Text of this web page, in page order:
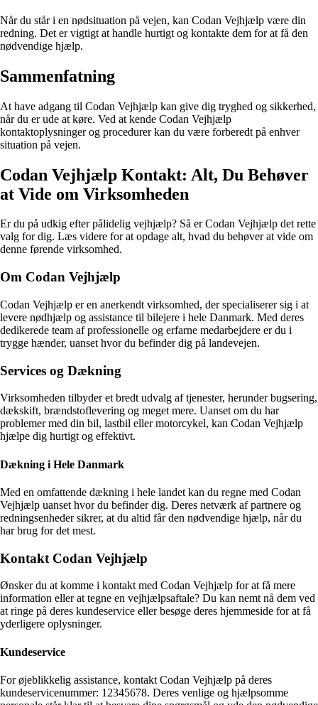
Når du står i en nødsituation på vejen, kan Codan Vejhjælp være din
redning. Det er vigtigt at handle hurtigt og kontakte dem for at få den
nødvendige hjælp.
Sammenfatning
At have adgang til Codan Vejhjælp kan give dig tryghed og sikkerhed,
når du er ude at køre. Ved at kende Codan Vejhjælp
kontaktoplysninger og procedurer kan du være forberedt på enhver
situation på vejen.
Codan Vejhjælp Kontakt: Alt, Du Behøver
at Vide om Virksomheden
Er du på udkig efter pålidelig vejhjælp? Så er Codan Vejhjælp det rette
valg for dig. Læs videre for at opdage alt, hvad du behøver at vide om
denne førende virksomhed.
Om Codan Vejhjælp
Codan Vejhjælp er en anerkendt virksomhed, der specialiserer sig i at
levere nødhjælp og assistance til bilejere i hele Danmark. Med deres
dedikerede team af professionelle og erfarne medarbejdere er du i
trygge hænder, uanset hvor du befinder dig på landevejen.
Services og Dækning
Virksomheden tilbyder et bredt udvalg af tjenester, herunder bugsering,
dækskift, brændstoflevering og meget mere. Uanset om du har
problemer med din bil, lastbil eller motorcykel, kan Codan Vejhjælp
hjælpe dig hurtigt og effektivt.
Dækning i Hele Danmark
Med en omfattende dækning i hele landet kan du regne med Codan
Vejhjælp uanset hvor du befinder dig. Deres netværk af partnere og
redningsenheder sikrer, at du altid får den nødvendige hjælp, når du
har brug for det mest.
Kontakt Codan Vejhjælp
Ønsker du at komme i kontakt med Codan Vejhjælp for at få mere
information eller at tegne en vejhjælpsaftale? Du kan nemt nå dem ved
at ringe på deres kundeservice eller besøge deres hjemmeside for at få
yderligere oplysninger.
Kundeservice
For øjeblikkelig assistance, kontakt Codan Vejhjælp på deres
kundeservicenummer: 12345678. Deres venlige og hjælpsomme